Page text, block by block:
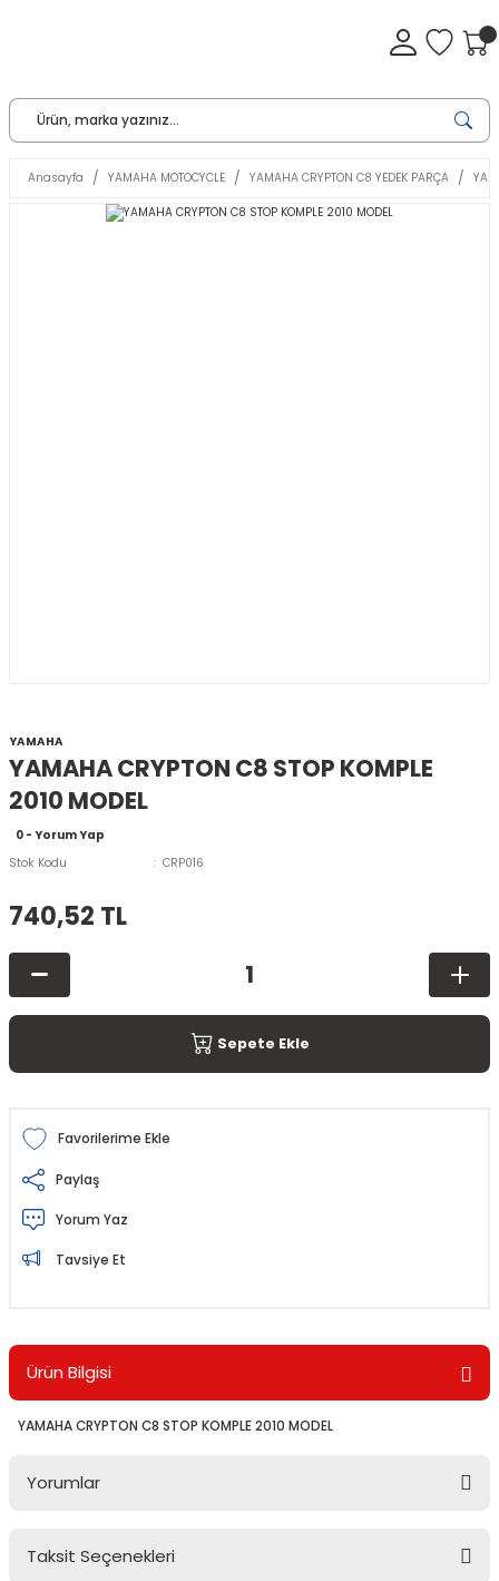
Anasayfa YAMAHA MOTOCYCLE YAMAHA CRYPTON C8 YEDEK PARÇA
YAMAHA
YAMAHA CRYPTON C8 STOP KOMPLE
2010 MODEL
0 - Yorum Yap
Stok Kodu
CRP016
740,52 TL
Sepete Ekle
Paylaş
Yorum Yaz
Tavsiye Et
Ürün Bilgisi
YAMAHA CRYPTON C8 STOP KOMPLE 2010 MODEL
Yorumlar
Taksit Seçenekleri